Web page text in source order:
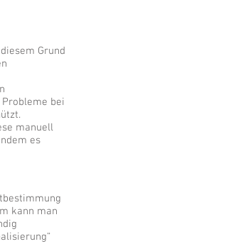
Grund
bei
manuell
es
kann man